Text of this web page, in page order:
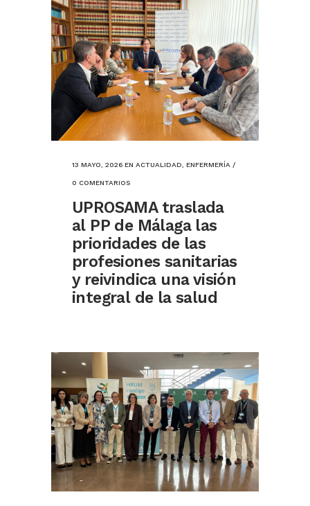
13 MAYO, 2026 EN ACTUALIDAD ENFERMERÍA /
0 COMENTARIOS
UPROSAMA traslada
al PP de Málaga las
prioridades de las
profesiones sanitarias
y reivindica una visión
integral de la salud